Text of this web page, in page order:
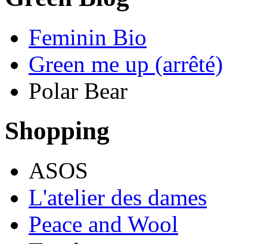
Feminin Bio
Green me up (arrêté)
Polar Bear
Shopping
ASOS
L'atelier des dames
Peace and Wool